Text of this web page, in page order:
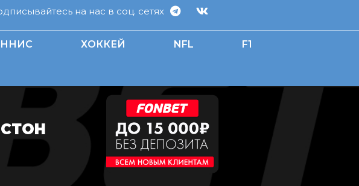
на нас в соц. сетях
ХОККЕЙ NFL F1